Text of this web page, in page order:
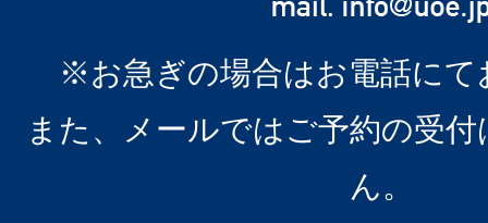
※お急ぎの場合はお電話にて
また、メールではご予約の受
ん。